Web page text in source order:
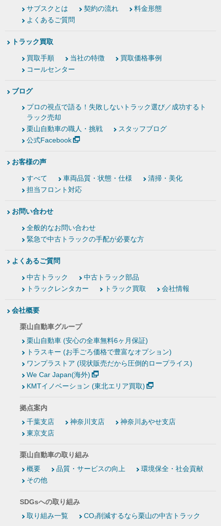
サブスクとは
契約の流れ
料金形態
よくあるご質問
トラック買取
買取手順 当社の特徴
買取価格事例
コールセンター
ブログ
プロの視点で語る！失敗しないトラック選び／成功するト
ラック売却
栗山自動車の職人・挑戦
スタッフブログ
公式Facebook
お客様の声
すべて 車両品質・状態・仕様
清掃・美化
担当フロント対応
お問い合わせ
全般的なお問い合わせ
緊急で中古トラックの手配が必要な方
よくあるご質問
中古トラック
中古トラック部品
トラックレンタカー
トラック買取 会社情報
会社概要
栗山自動車グループ
栗山自動車 (安心の全車無料6ヶ月保証)
トラスキー (お手ごろ価格で豊富なオプション)
ワンプラストア (現状販売だから圧倒的ロープライス)
We Car Japan(海外)
KMTイノベーション (東北エリア買取)
拠点案内
千葉支店
神奈川支店
神奈川あやせ支店
東京支店
栗山自動車の取り組み
概要
品質・サービスの向上
環境保全・社会貢献
その他
SDGsへの取り組み
取り組み一覧
CO₂削減するなら栗山の中古トラック